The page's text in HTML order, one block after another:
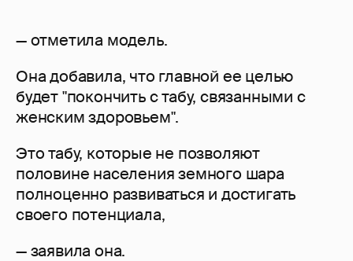
— отметила модель.
Она добавила, что главной ее целью
будет "покончить с табу, связанными с
женским здоровьем".
Это табу, которые не позволяют
половине населения земного шара
полноценно развиваться и достигать
своего потенциала,
— заявила она.